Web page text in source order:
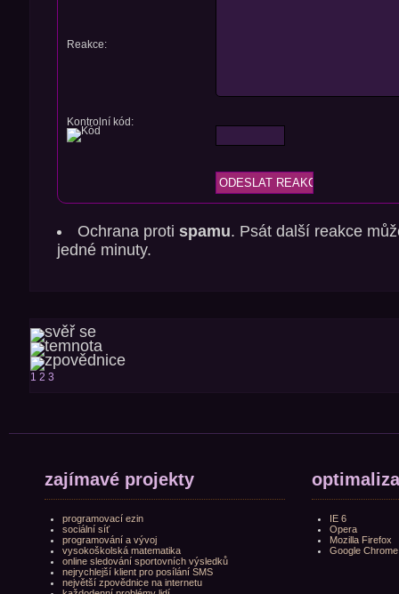
Reakce:
Kontrolní kód:
Ochrana protispamu. Psát další reakce
jedné minuty.
1 2 3
zajímavé projekty
programovací ezin
sociální síť
programování a vývoj
vysokoškolská matematika
online sledování sportovních výsledků
nejrychlejší klient pro posílání SMS
největší zpovědnice na internetu
IE 6
Opera
Mozilla Firefox
Google Chrome